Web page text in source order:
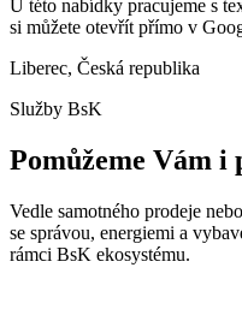
U této nabídky pracujeme s
si můžete otevřít přímo v
Liberec, Česká republika
Služby BsK
Pomůžeme Vám i
Vedle samotného prodeje
se správou, energiemi a
rámci BsK ekosystému.